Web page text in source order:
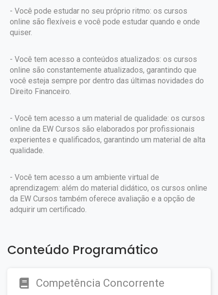
- Você pode estudar no seu próprio ritmo: os cursos
online são flexíveis e você pode estudar quando e onde
quiser.
- Você tem acesso a conteúdos atualizados: os cursos
online são constantemente atualizados, garantindo que
você esteja sempre por dentro das últimas novidades do
Direito Financeiro.
- Você tem acesso a um material de qualidade: os cursos
online da EW Cursos são elaborados por profissionais
experientes e qualificados, garantindo um material de alta
qualidade.
- Você tem acesso a um ambiente virtual de
aprendizagem: além do material didático, os cursos online
da EW Cursos também oferece avaliação e a opção de
adquirir um certificado.
Conteúdo Programático
Competência Concorrente